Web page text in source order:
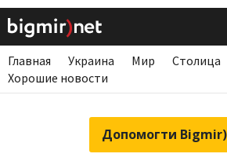
Главная Украина Мир Столица
Хорошие новости
Допомогти